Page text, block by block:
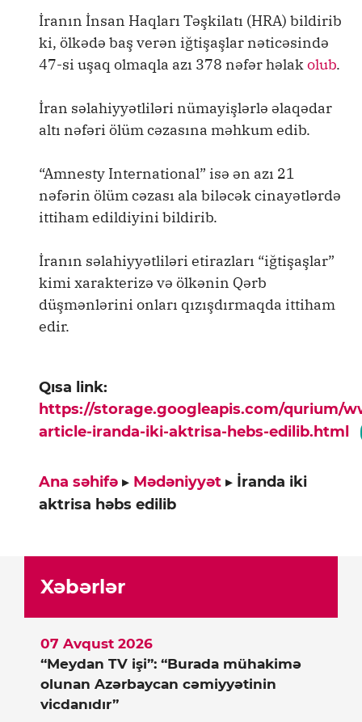
İranın İnsan Haqları Təşkilatı (HRA) bildirib
ki, ölkədə baş verən iğtişaşlar nəticəsində
47-si uşaq olmaqla azı 378 nəfər həlakolub.
İran səlahiyyətliləri nümayişlərlə əlaqədar
altı nəfəri ölüm cəzasına məhkum edib.
“Amnesty International” isə ən azı 21
nəfərin ölüm cəzası ala biləcək cinayətlərdə
ittiham edildiyini bildirib.
İranın səlahiyyətliləri etirazları “iğtişaşlar”
kimi xarakterizə və ölkənin Qərb
düşmənlərini onları qızışdırmaqda ittiham
edir.
Qısa link:
https://storage.googleapis.com/qurium/
article-iranda-iki-aktrisa-hebs-edilib.html
Ana səhifə ▸ Mədəniyyət ▸ İranda iki
aktrisa həbs edilib
Xəbərlər
“Meydan TV işi”: “Burada mühakimə
olunan Azərbaycan cəmiyyətinin
vicdanıdır”
07 Avqust 2026